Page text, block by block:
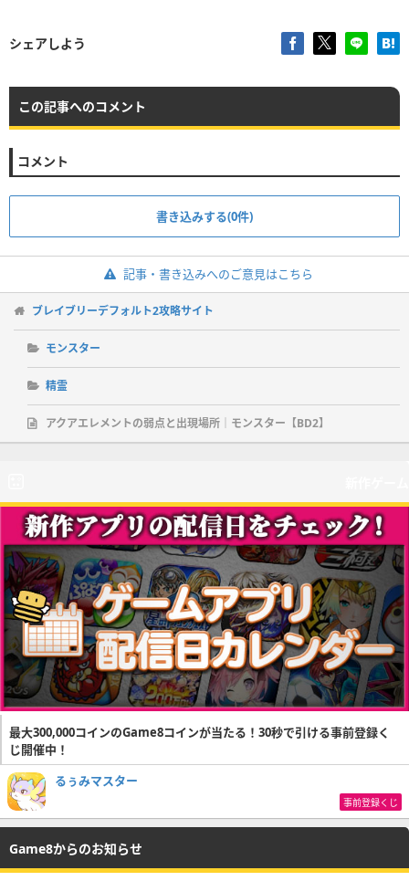
シェアしよう
この記事へのコメント
コメント
書き込みする(0件)
記事・書き込みへのご意見はこちら
ブレイブリーデフォルト2攻略サイト
モンスター
精霊
アクアエレメントの弱点と出現場所｜モンスター【BD2】
最大300,000コインのGame8コインが当たる！30秒で引ける事前登録く
じ開催中！
るぅみマスター
事前登録くじ
Game8からのお知らせ